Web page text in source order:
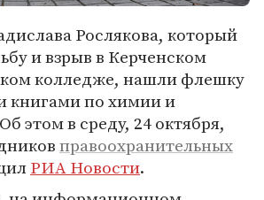
Рослякова, который
и взрыв в Керченском
колледже, нашли флешку
книгами по химии и
этом в среду, 24 октября,
правоохранительных
РИА Новости.